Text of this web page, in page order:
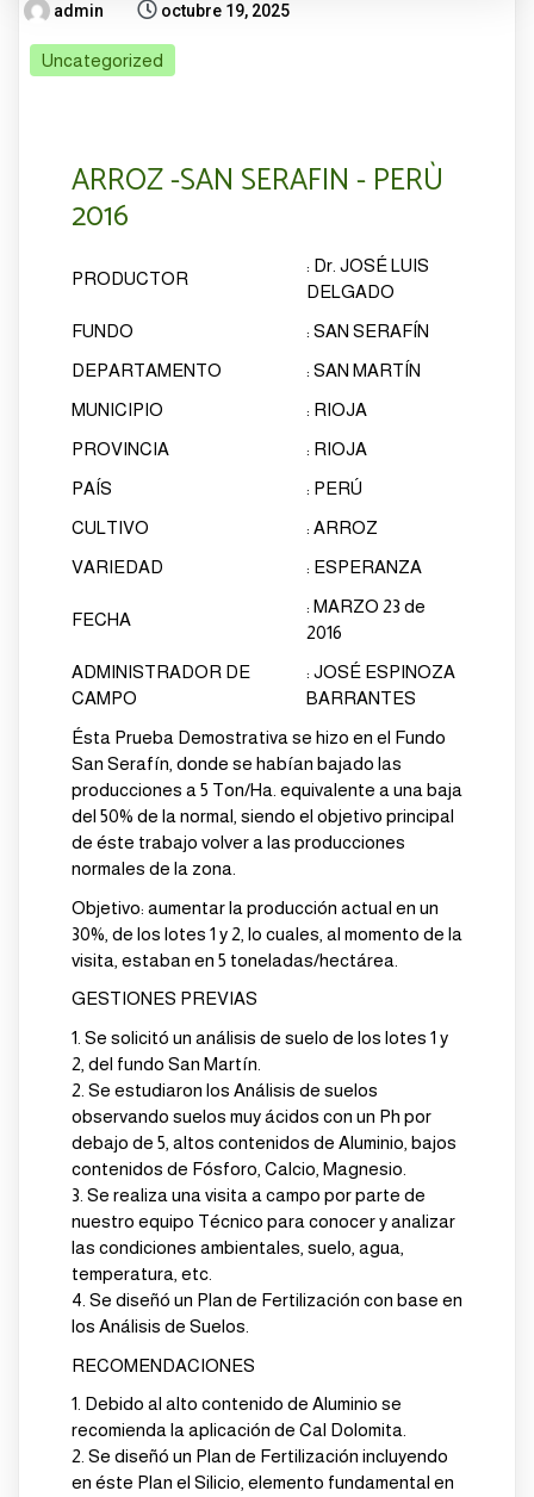
admin octubre 19, 2025
Uncategorized
ARROZ -SAN SERAFIN - PERÙ
2016
PRODUCTOR
: Dr. JOSÉ LUIS
DELGADO
FUNDO
: SAN SERAFÍN
DEPARTAMENTO
: SAN MARTÍN
MUNICIPIO
: RIOJA
PROVINCIA
: RIOJA
PAÍS
: PERÚ
CULTIVO
: ARROZ
VARIEDAD
: ESPERANZA
FECHA
: MARZO 23 de
2016
ADMINISTRADOR DE
CAMPO
: JOSÉ ESPINOZA
BARRANTES
Ésta Prueba Demostrativa se hizo en el Fundo
San Serafín, donde se habían bajado las
producciones a 5 Ton/Ha. equivalente a una baja
del 50% de la normal, siendo el objetivo principal
de éste trabajo volver a las producciones
normales de la zona.
Objetivo: aumentar la producción actual en un
30%, de los lotes 1 y 2, lo cuales, al momento de la
visita, estaban en 5 toneladas/hectárea.
GESTIONES PREVIAS
1. Se solicitó un análisis de suelo de los lotes 1 y
2, del fundo San Martín.
2. Se estudiaron los Análisis de suelos
observando suelos muy ácidos con un Ph por
debajo de 5, altos contenidos de Aluminio, bajos
contenidos de Fósforo, Calcio, Magnesio.
3. Se realiza una visita a campo por parte de
nuestro equipo Técnico para conocer y analizar
las condiciones ambientales, suelo, agua,
temperatura, etc.
4. Se diseñó un Plan de Fertilización con base en
los Análisis de Suelos.
RECOMENDACIONES
1. Debido al alto contenido de Aluminio se
recomienda la aplicación de Cal Dolomita.
2. Se diseñó un Plan de Fertilización incluyendo
en éste Plan el Silicio , elemento fundamental en